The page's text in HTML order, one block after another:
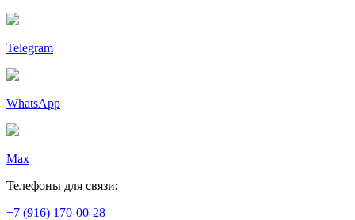
Telegram
WhatsApp
Max
Телефоны для связи:
+7 (916) 170-00-28